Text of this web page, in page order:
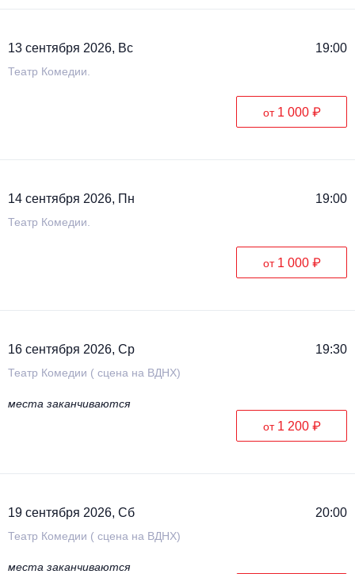
13 сентября 2026, Вс 19:00
Театр Комедии.
от 1 000 ₽
14 сентября 2026, Пн 19:00
Театр Комедии.
от 1 000 ₽
16 сентября 2026, Ср 19:30
Театр Комедии ( сцена на ВДНХ)
места заканчиваются
от 1 200 ₽
19 сентября 2026, Сб 20:00
Театр Комедии ( сцена на ВДНХ)
места заканчиваются